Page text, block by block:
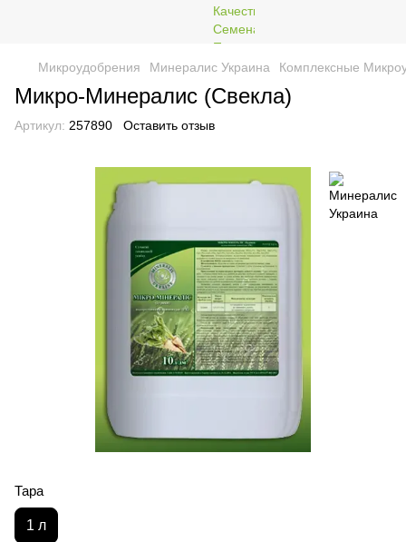
Микроудобрения Минералис Украина Комплексные
Микро-Минералис (Свекла)
Артикул: 257890 Оставить отзыв
Тара
1 л